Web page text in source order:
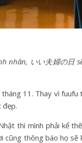
nhân, いい夫婦の日
11. Thay vì
đẹp.
thì mình phải kể
thông báo họ